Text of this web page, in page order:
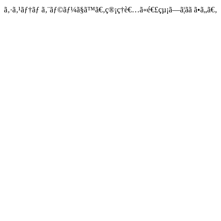
ã‚·ã‚¹ãƒ†ãƒ ã‚¨ãƒ©ãƒ¼ã§ã™ã€‚ç®¡ç†è€…ã«é€£çµ¡ã—ã¦ãã ã•ã„ã€‚